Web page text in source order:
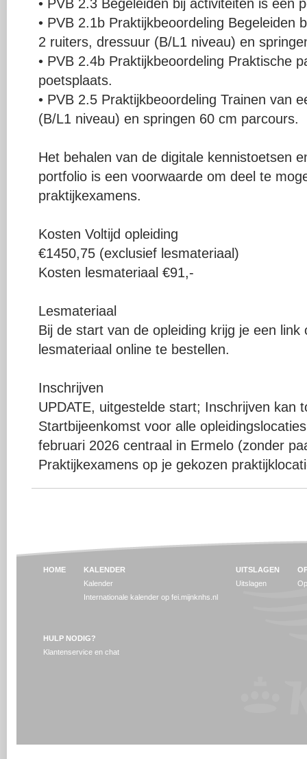
• PVB 2.3 Begeleiden bij activiteiten is een
• PVB 2.1b Praktijkbeoordeling Begeleiden
2 ruiters, dressuur (B/L1 niveau) en
• PVB 2.4b Praktijkbeoordeling Praktische
poetsplaats.
• PVB 2.5 Praktijkbeoordeling Trainen van
(B/L1 niveau) en springen 60 cm parcours.
Het behalen van de digitale kennistoetsen
portfolio is een voorwaarde om deel te
praktijkexamens.
Kosten Voltijd opleiding
€1450,75 (exclusief lesmateriaal)
Kosten lesmateriaal €91,-
Lesmateriaal
Bij de start van de opleiding krijg je een link
lesmateriaal online te bestellen.
Inschrijven
UPDATE, uitgestelde start; Inschrijven kan
Startbijeenkomst voor alle
februari 2026 centraal in Ermelo (zonder
Praktijkexamens op je gekozen
HOME
KALENDER
Kalender
Internationale kalender op fei.mijnknhs.nl
UITSLAGEN
Uitslagen
HULP NODIG?
Klantenservice en chat